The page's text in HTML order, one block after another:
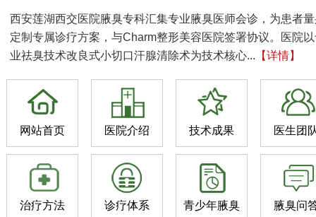
西安莲湖西交医院腋臭专科汇集专业腋臭医师会诊，为患者
定制专属诊疗方案，与Charm整形美容医院签署协议。医院
业祛臭技术改良式小切口汗腺清除术为技术核心... 【详情】
网站首页 医院介绍 技术成果 医生团
治疗方法 诊疗体系 青少年腋臭 腋臭问